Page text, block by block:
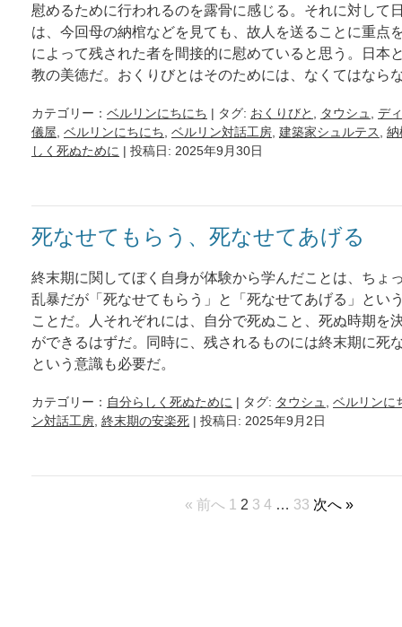
慰めるために行われるのを露骨に感じる。それに対して
は、今回母の納棺などを見ても、故人を送ることに重点
によって残された者を間接的に慰めていると思う。日本
教の美徳だ。おくりびとはそのためには、なくてはなら
カテゴリー： ベルリンにちにち | タグ: おくりびと タウシュ
デ
儀屋 ベルリンにちにち ベルリン対話工房 建築家シュルテス
納
しく死ぬために | 投稿日: 2025年9月30日
死なせてもらう、死なせてあげる
終末期に関してぼく自身が体験から学んだことは、ちょ
乱暴だが「死なせてもらう」と「死なせてあげる」とい
ことだ。人それぞれには、自分で死ぬこと、死ぬ時期を
ができるはずだ。同時に、残されるものには終末期に死
という意識も必要だ。
カテゴリー： 自分らしく死ぬために | タグ: タウシュ
ベルリンに
ン対話工房 終末期の安楽死 | 投稿日: 2025年9月2日
« 前へ 1 2 3 4 … 33 次へ »